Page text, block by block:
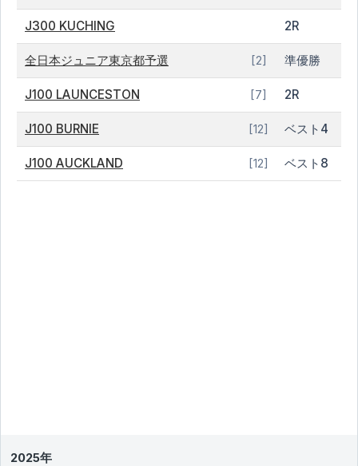
J300 KUCHING 2R
全日本ジュニア東京都予選 [2] 準優勝
J100 LAUNCESTON [7] 2R
J100 BURNIE [12] ベスト4
J100 AUCKLAND [12] ベスト8
2025年